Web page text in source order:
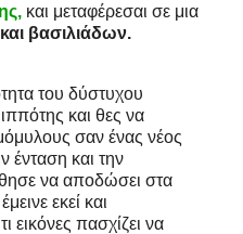
και μεταφέρεσαι σε μια
βασιλιάδων.
του δύστυχου
και θες να
σαν ένας νέος
ένταση και την
να αποδώσει στα
εκεί και
εικόνες πασχίζει να